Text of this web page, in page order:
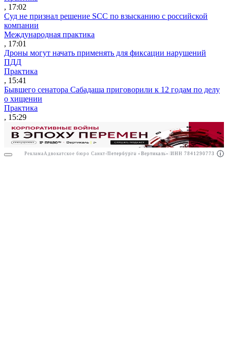
РекламаООО "Право.ру" ИНН: 7704835288
, 17:02
Суд не признал решение SCC по взысканию с российской
компании
Международная практика
, 17:01
Дроны могут начать применять для фиксации нарушений
ПДД
Практика
, 15:41
Бывшего сенатора Сабадаша приговорили к 12 годам по делу
о хищении
Практика
, 15:29
Реклама Адвокатское бюро Санкт-Петербурга «Вертикаль» ИНН 7841290773